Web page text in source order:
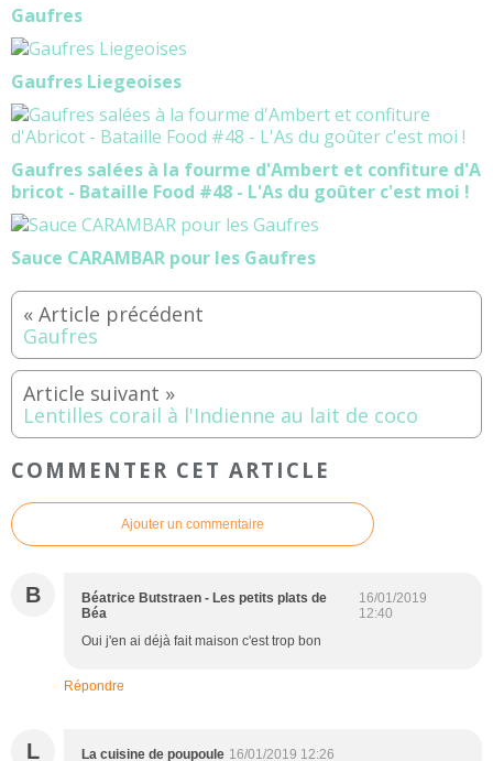
Gaufres
Gaufres Liegeoises
Gaufres salées à la fourme d'Ambert et confiture d'A
bricot - Bataille Food #48 - L'As du goûter c'est moi !
Sauce CARAMBAR pour les Gaufres
Gaufres
Lentilles corail à l'Indienne au lait de coco
COMMENTER CET ARTICLE
Ajouter un commentaire
B
Béatrice Butstraen - Les petits plats de
Béa
16/01/2019
12:40
Oui j'en ai déjà fait maison c'est trop bon
Répondre
L La cuisine de poupoule 16/01/2019 12:26